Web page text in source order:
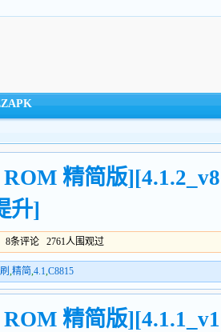
精简版
升]
8条评论 2761人围观过
,精简,4.1,C8815
精简版